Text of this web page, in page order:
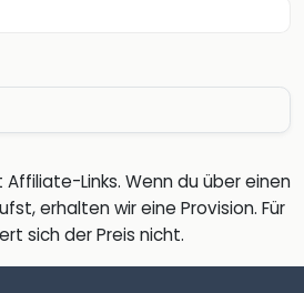
Links. Wenn du über einen
erhalten wir eine Provision. Für
sich der Preis nicht.